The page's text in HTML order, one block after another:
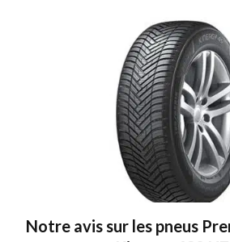
Notre avis sur les pneus